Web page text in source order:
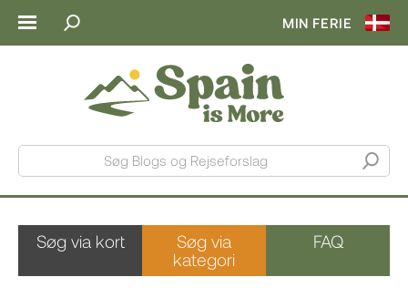
MIN FERIE
Søg Blogs og Rejseforslag
Søg via kort
Søg via
kategori
FAQ